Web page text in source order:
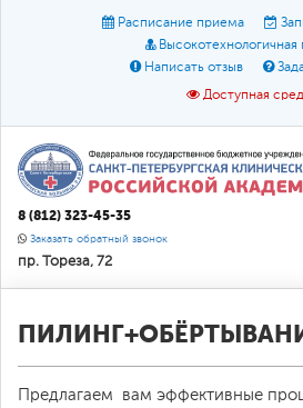
Расписание приема
Написать отзыв
Доступная
Размер шрифта: A
Цвет:
О доступной
8 (812) 323-45-35
Заказать обратный звонок
пр. Тореза, 72
Предлагаем ​ вам эфф­ективные